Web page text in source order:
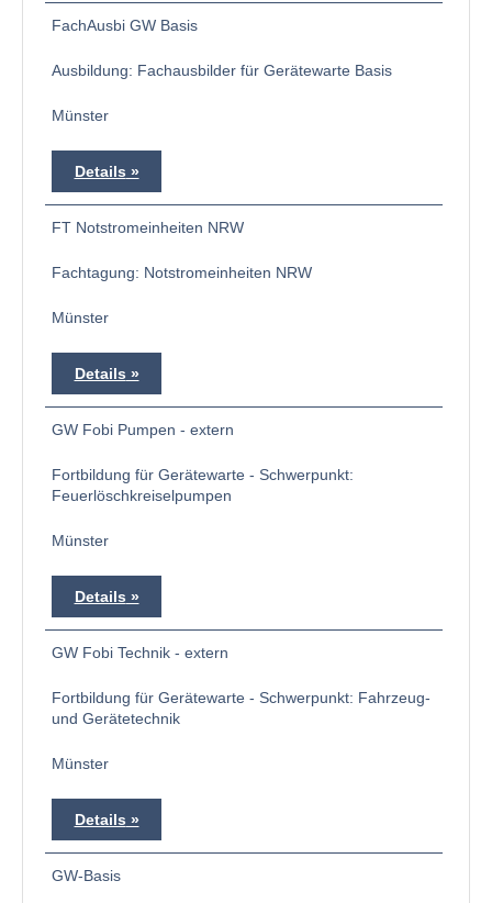
FachAusbi GW Basis
Ausbildung: Fachausbilder für Gerätewarte Basis
Münster
Details
FT Notstromeinheiten NRW
Fachtagung: Notstromeinheiten NRW
Münster
Details
GW Fobi Pumpen - extern
Fortbildung für Gerätewarte - Schwerpunkt:
Feuerlöschkreiselpumpen
Münster
Details
GW Fobi Technik - extern
Fortbildung für Gerätewarte - Schwerpunkt: Fahrzeug-
und Gerätetechnik
Münster
Details
GW-Basis